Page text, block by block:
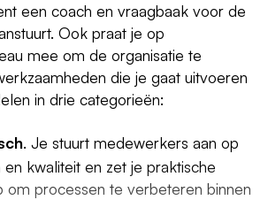
een coach en vraagbaak voor de
Ook praat je op
mee om de organisatie te
die je gaat uitvoeren
in drie categorieën:
. Je stuurt medewerkers aan op
kwaliteit en zet je praktische
om processen te verbeteren binnen